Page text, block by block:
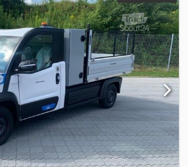
Djdpfxezrm Upo Acrock